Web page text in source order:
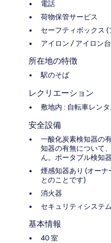
電話
荷物保管サービス
セーフティボックス
アイロン / アイロン
所在地の特徴
駅のそば
レクリエーション
敷地内 : 自転車レン
安全設備
一酸化炭素検知器の
知器の有無について
ん。ポータブル検知
煙感知器あり (オー
とのことです)
消火器
セキュリティシステム
基本情報
40 室